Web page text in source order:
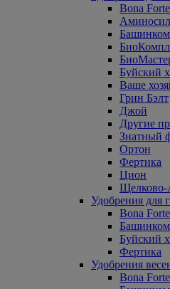
Bona Forte
Аминосил
Башинком
Буйский
Ваше
Грин Бэлт
Джой
Другие
Знатный
Ортон
Фертика
Цион
Удобрения для
Bona Forte
Башинком
Буйский
Фертика
Удобрения
Bona Forte